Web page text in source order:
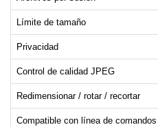
Límite de tamaño
Privacidad
Control de calidad JPEG
Redimensionar / rotar / recortar
Compatible con línea de comandos